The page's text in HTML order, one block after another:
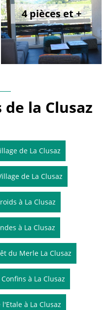
4 pièces et +
la Clusaz
de La Clusaz
de La Clusaz
à La Clusaz
à La Clusaz
du Merle La Clusaz
à La Clusaz
à La Clusaz